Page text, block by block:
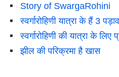
Story of SwargaRohini
स्वर्गारोहिणी यात्रा के हैं 3 पड़ाव
स्वर्गारोहिणी की यात्रा के
झील की परिक्रमा है खास